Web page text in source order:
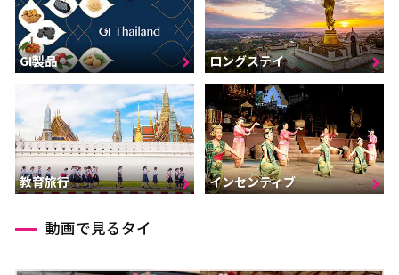
GI製品 ロングステイ
教育旅行 インセンティブ
動画で見るタイ